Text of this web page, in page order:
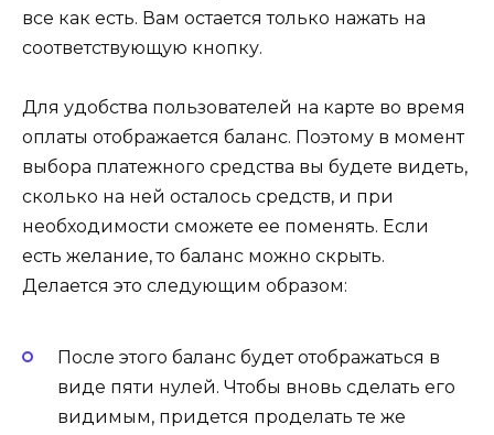
все как есть. Вам остается только нажать на
соответствующую кнопку.
Для удобства пользователей на карте во время
оплаты отображается баланс. Поэтому в момент
выбора платежного средства вы будете видеть,
сколько на ней осталось средств, и при
необходимости сможете ее поменять. Если
есть желание, то баланс можно скрыть.
Делается это следующим образом:
После этого баланс будет отображаться в
виде пяти нулей. Чтобы вновь сделать его
видимым, придется проделать те же